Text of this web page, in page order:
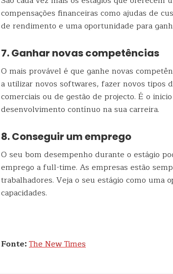
compensações financeiras como ajudas de
de rendimento e uma oportunidade para
7. Ganhar novas competências
O mais provável é que ganhe novas
a utilizar novos softwares, fazer novos tipos
comerciais ou de gestão de projecto. É o
desenvolvimento contínuo na sua carreira.
8. Conseguir um emprego
O seu bom desempenho durante o estágio
emprego a full-time. As empresas estão
trabalhadores. Veja o seu estágio como uma
capacidades.
Fonte:The New Times